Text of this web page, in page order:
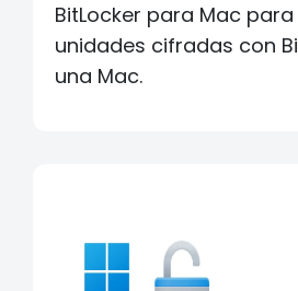
BitLocker para Mac
unidades cifradas con
una Mac.